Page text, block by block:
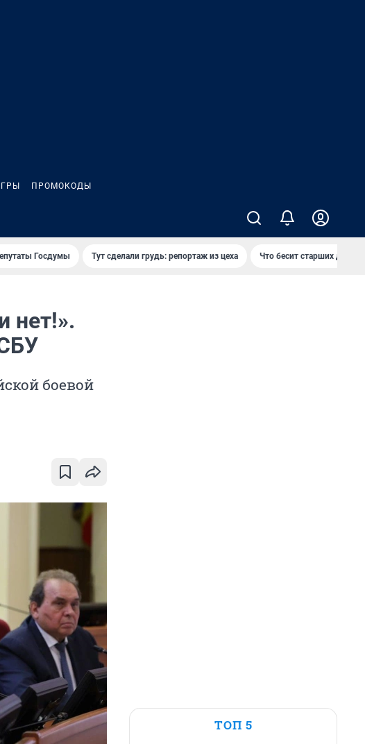
ПРОМОКОДЫ
Госдумы Тут сделали грудь: репортаж из цеха Что бесит старших детей
нет!».
боевой
ТОП 5